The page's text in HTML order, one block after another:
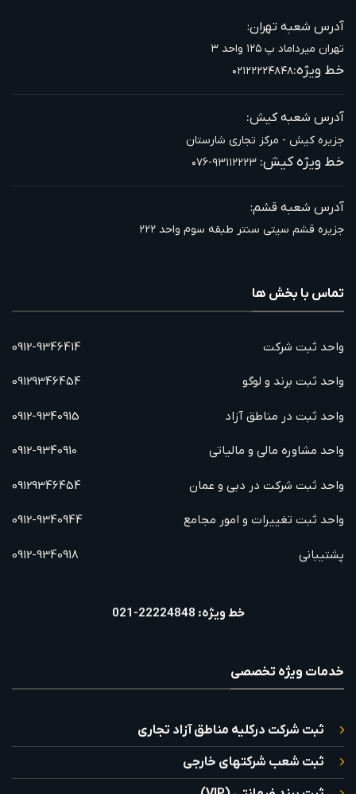
آدرس شعبه تهران:
تهران میرداماد پ ۱۲۵ واحد ۳
خط ویژه:۰۲۱۲۲۲۲۴۸۴۸
آدرس شعبه کیش:
جزیره کیش - مرکز تجاری شارستان
خط ویژه کیش: ۰۷۶-۹۳۱۱۲۲۲۳
آدرس شعبه قشم:
جزیره قشم سیتی سنتر طبقه سوم واحد ۲۲۲
تماس با بخش ها
واحد ثبت شرکت
واحد ثبت برند و لوگو
واحد ثبت در مناطق آزاد
واحد مشاوره مالی و مالیاتی
واحد ثبت شرکت در دبی و عمان
واحد ثبت تغییرات و امور مجامع
پشتیبانی
0912-9346414
09129346454
0912-9340915
0912-9340910
09129346454
0912-9340944
0912-9340918
خط ویژه: 22224848-021
خدمات ویژه تخصصی
ثبت شرکت درکلیه مناطق آزاد تجاری
ثبت شعب شرکتهای خارجی